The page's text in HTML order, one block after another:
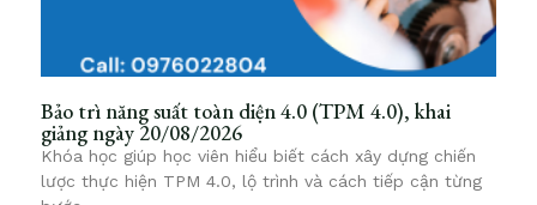
Bảo trì năng suất toàn diện 4.0 (TPM 4.0), khai
giảng ngày 20/08/2026
Khóa học giúp học viên hiểu biết cách xây dựng chiến
lược thực hiện TPM 4.0, lộ trình và cách tiếp cận từng